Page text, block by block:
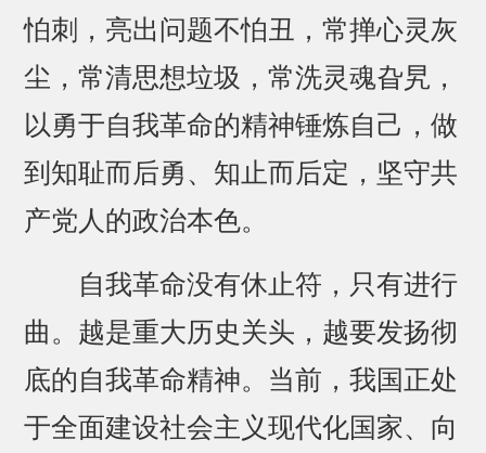
怕刺，亮出问题不怕丑，常掸心灵灰
尘，常清思想垃圾，常洗灵魂旮旯，
以勇于自我革命的精神锤炼自己，做
到知耻而后勇、知止而后定，坚守共
产党人的政治本色。
自我革命没有休止符，只有进行
曲。越是重大历史关头，越要发扬彻
底的自我革命精神。当前，我国正处
于全面建设社会主义现代化国家、向